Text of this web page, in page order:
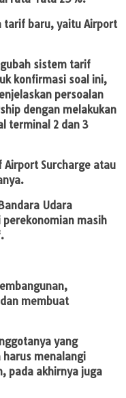
tarif baru, yaitu Airport
sistem tarif
konfirmasi soal ini,
persoalan
dengan melakukan
terminal 2 dan 3
Surcharge atau
Udara
masih
membuat
yang
menalangi
pada akhirnya juga